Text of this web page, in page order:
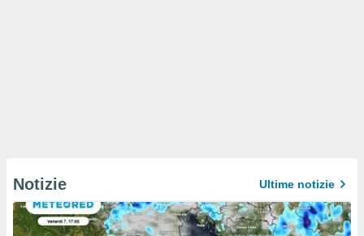
Notizie Ultime notizie